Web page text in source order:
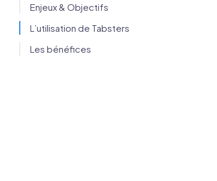
Enjeux & Objectifs
L’utilisation de Tabsters
Les bénéfices